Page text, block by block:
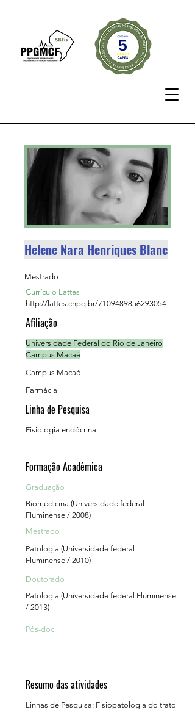
Helene Nara Henriques Blanc
Mestrado
Currículo Lattes
http://lattes.cnpq.br/7109489856293054
Afiliação
Universidade Federal do Rio de Janeiro
Campus Macaé
Campus Macaé
Farmácia
Linha de Pesquisa
Fisiologia endócrina
Formação Acadêmica
Graduação
Biomedicina (Universidade federal
Fluminense / 2008)
Mestrado
Patologia (Universidade federal
Fluminense / 2010)
Doutorado
Patologia (Universidade federal Fluminense
/ 2013)
Pós-doc
Resumo das atividades
Linhas de Pesquisa: Fisiopatologia do trato